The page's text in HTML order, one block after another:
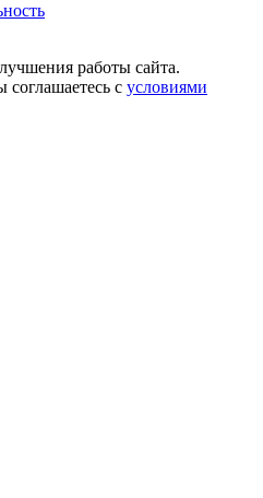
работы сайта.
соглашаетесь с условиями